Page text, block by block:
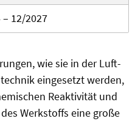
12/2027
wie sie in der Luft-
eingesetzt werden,
Reaktivität und
Werkstoffs eine große